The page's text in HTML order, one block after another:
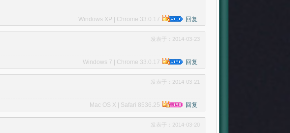
Windows XP | Chrome 33.0.17 回复
发表于：2014-03-23
Windows 7 | Chrome 33.0.17 回复
发表于：2014-03-21
Mac OS X | Safari 8536.25 回复
发表于：2014-03-20